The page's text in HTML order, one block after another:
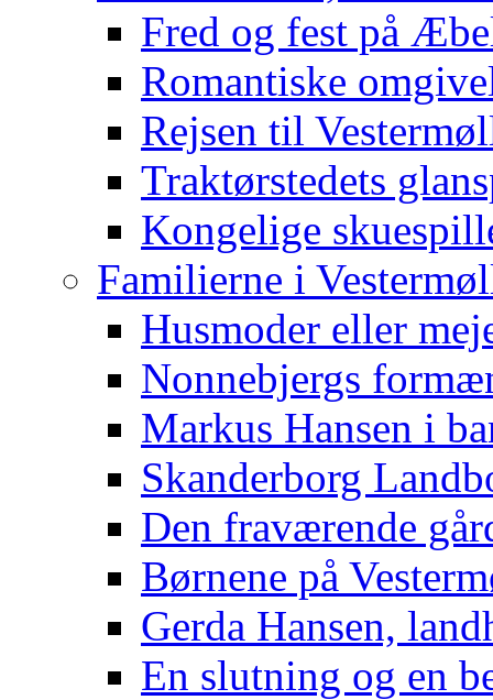
Fred og fest på
Romantiske
Rejsen til
Traktørstedets
Kongelige
Familierne i
Husmoder eller
Nonnebjergs
Markus Hansen i
Skanderborg
Den fraværende
Børnene på
Gerda Hansen,
En slutning og en